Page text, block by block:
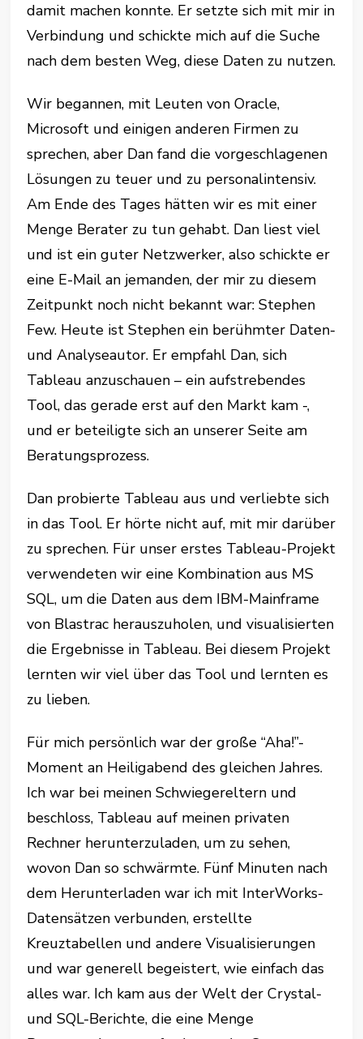
damit machen konnte. Er setzte sich mit mir in
Verbindung und schickte mich auf die Suche
nach dem besten Weg, diese Daten zu nutzen.
Wir begannen, mit Leuten von Oracle,
Microsoft und einigen anderen Firmen zu
sprechen, aber Dan fand die vorgeschlagenen
Lösungen zu teuer und zu personalintensiv.
Am Ende des Tages hätten wir es mit einer
Menge Berater zu tun gehabt. Dan liest viel
und ist ein guter Netzwerker, also schickte er
eine E-Mail an jemanden, der mir zu diesem
Zeitpunkt noch nicht bekannt war: Stephen
Few. Heute ist Stephen ein berühmter Daten-
und Analyseautor. Er empfahl Dan, sich
Tableau anzuschauen – ein aufstrebendes
Tool, das gerade erst auf den Markt kam -,
und er beteiligte sich an unserer Seite am
Beratungsprozess.
Dan probierte Tableau aus und verliebte sich
in das Tool. Er hörte nicht auf, mit mir darüber
zu sprechen. Für unser erstes Tableau-Projekt
verwendeten wir eine Kombination aus MS
SQL, um die Daten aus dem IBM-Mainframe
von Blastrac herauszuholen, und visualisierten
die Ergebnisse in Tableau. Bei diesem Projekt
lernten wir viel über das Tool und lernten es
zu lieben.
Für mich persönlich war der große “Aha!”-
Moment an Heiligabend des gleichen Jahres.
Ich war bei meinen Schwiegereltern und
beschloss, Tableau auf meinen privaten
Rechner herunterzuladen, um zu sehen,
wovon Dan so schwärmte. Fünf Minuten nach
dem Herunterladen war ich mit InterWorks-
Datensätzen verbunden, erstellte
Kreuztabellen und andere Visualisierungen
und war generell begeistert, wie einfach das
alles war. Ich kam aus der Welt der Crystal-
und SQL-Berichte, die eine Menge